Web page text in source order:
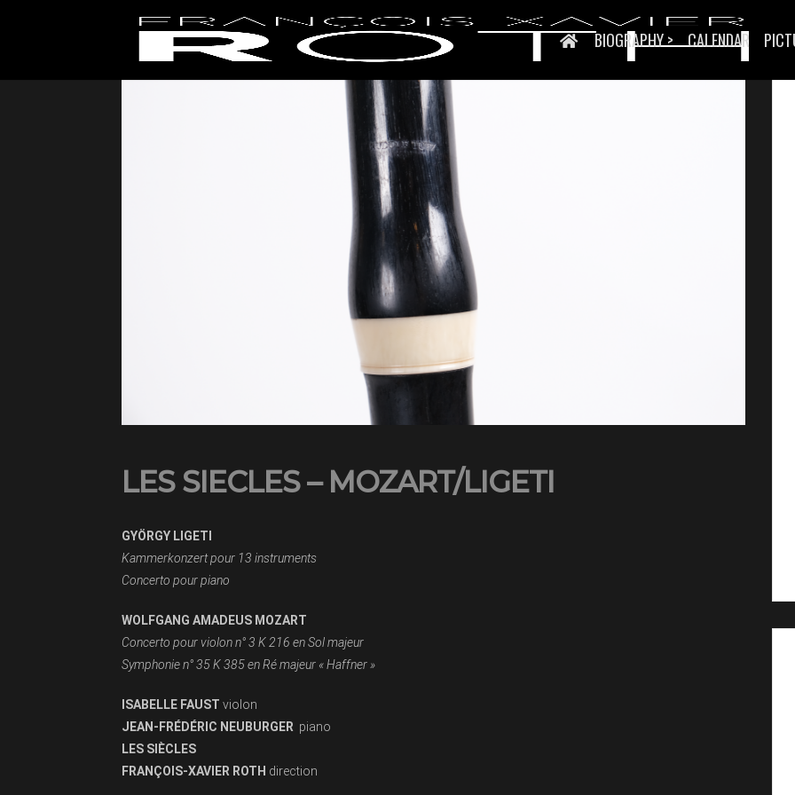
BIOGRAPHY > CALENDAR
LES SIECLES – MOZART/LIGETI
GYÖRGY LIGETI
Kammerkonzert pour 13 instruments
Concerto pour piano
WOLFGANG AMADEUS MOZART
Concerto pour violon n° 3 K 216 en Sol majeur
Symphonie n° 35 K 385 en Ré majeur « Haffner »
ISABELLE FAUST violon
JEAN-FRÉDÉRIC NEUBURGER piano
LES SIÈCLES
FRANÇOIS-XAVIER ROTH direction